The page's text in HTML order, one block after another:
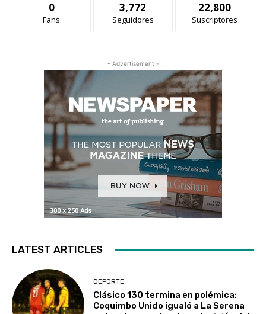
0
Fans
3,772
Seguidores
22,800
Suscriptores
- Advertisement -
LATEST ARTICLES
DEPORTE
Clásico 130 termina en polémica:
Coquimbo Unido igualó a La Serena